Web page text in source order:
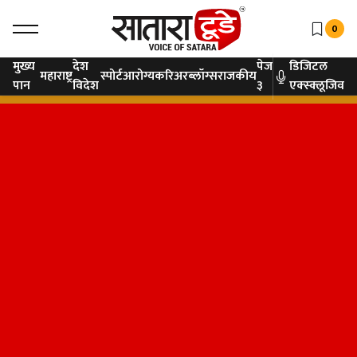
0
मुख्य
पान महाराष्ट्रदेश
विदेशस्पोर्टआरोग्यकरिअरब्लॉग्सराजकीयपेज
३
डिजिटल
एक्स्क्लूजिव